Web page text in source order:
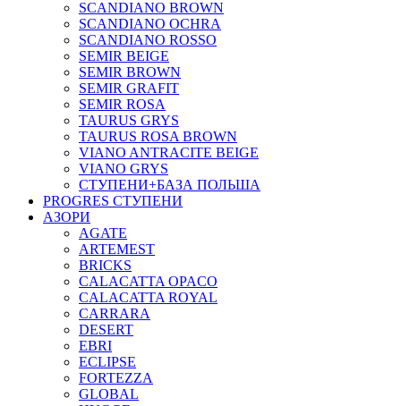
SCANDIANO BROWN
SCANDIANO OCHRA
SCANDIANO ROSSO
SEMIR BEIGE
SEMIR BROWN
SEMIR GRAFIT
SEMIR ROSA
TAURUS GRYS
TAURUS ROSA BROWN
VIANO ANTRACITE BEIGE
VIANO GRYS
СТУПЕНИ+БАЗА ПОЛЬША
PROGRES СТУПЕНИ
АЗОРИ
AGATE
ARTEMEST
BRICKS
CALACATTA OPACO
CALACATTA ROYAL
CARRARA
DESERT
EBRI
ECLIPSE
FORTEZZA
GLOBAL